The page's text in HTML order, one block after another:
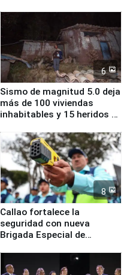
6
Sismo de magnitud 5.0 deja
más de 100 viviendas
inhabitables y 15 heridos en
8
Callao fortalece la
seguridad con nueva
Brigada Especial de
equipamiento para
Serenazgo